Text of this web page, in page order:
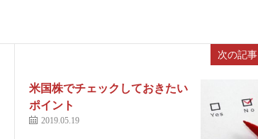
次の記事
米国株でチェックしておきたい
ポイント
2019.05.19